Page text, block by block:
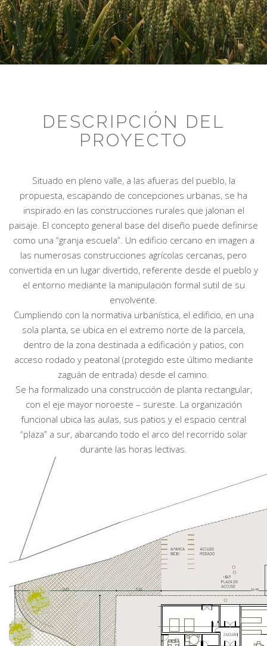
DESCRIPCIÓN DEL
PROYECTO
Situado en pleno valle, a las afueras del pueblo, la
propuesta, escapando de concepciones urbanas, se ha
inspirado en las construcciones rurales que jalonan el
paisaje. El concepto general base del diseño puede definirse
como una “granja escuela”. Un edificio cercano en imagen a
las numerosas construcciones agrícolas cercanas, pero
convertida en un lugar divertido, referente desde el pueblo y
el entorno mediante la manipulación formal sutil de su
envolvente.
Cumpliendo con la normativa urbanística, el edificio, en una
sola planta, se ubica en el extremo norte de la parcela,
dentro de la zona destinada a edificación y patios, con
acceso rodado y peatonal (protegido este último mediante
zaguán de entrada) desde el camino.
Se ha formalizado una construcción de planta rectangular,
con el eje mayor noroeste – sureste. La organización
funcional ubica las aulas, sus patios y el espacio central
“plaza” a sur, abarcando todo el arco del recorrido solar
durante las horas lectivas.